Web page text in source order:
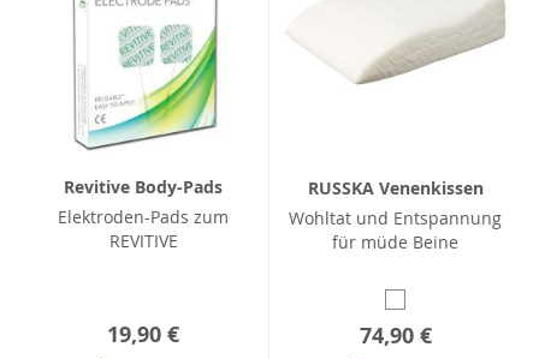
Revitive Body-Pads
Elektroden-Pads zum
REVITIVE
19,90 €
RUSSKA Venenkissen
Wohltat und Entspannung
für müde Beine
74,90 €